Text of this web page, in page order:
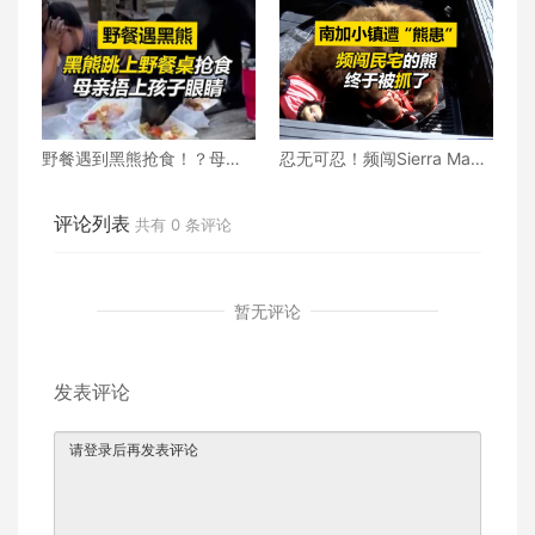
野餐遇到黑熊抢食！？母亲
忍无可忍！频闯Sierra Madr
评论列表 共有 0 条评论
暂无评论
发表评论